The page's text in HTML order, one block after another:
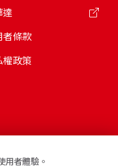
達
者條款
權政策
用者體驗。